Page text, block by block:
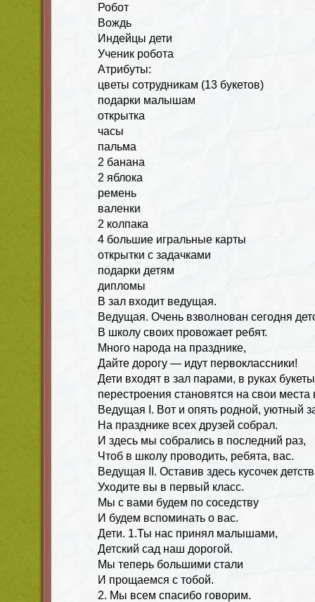
Робот
Вождь
Индейцы дети
Ученик робота
Атрибуты:
цветы сотрудникам (13 букетов)
подарки малышам
открытка
часы
пальма
2 банана
2 яблока
ремень
валенки
2 колпака
4 большие игральные карты
открытки с задачками
подарки детям
дипломы
В зал входит ведущая.
Ведущая. Очень взволнован сегодня
В школу своих провожает ребят.
Много народа на празднике,
Дайте дорогу — идут первоклассники!
Дети входят в зал парами, в руках
перестроения становятся на свои
Ведущая I. Вот и опять родной, уютный
На празднике всех друзей собрал.
И здесь мы собрались в последний раз,
Чтоб в школу проводить, ребята, вас.
Ведущая II. Оставив здесь кусочек
Уходите вы в первый класс.
Мы с вами будем по соседству
И будем вспоминать о вас.
Дети. 1.Ты нас принял малышами,
Детский сад наш дорогой.
Мы теперь большими стали
И прощаемся с тобой.
2. Мы всем спасибо говорим.